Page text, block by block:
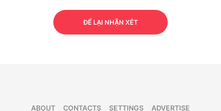
ĐỂ LẠI NHẬN XÉT
ABOUT CONTACTS SETTINGS ADVERTISE